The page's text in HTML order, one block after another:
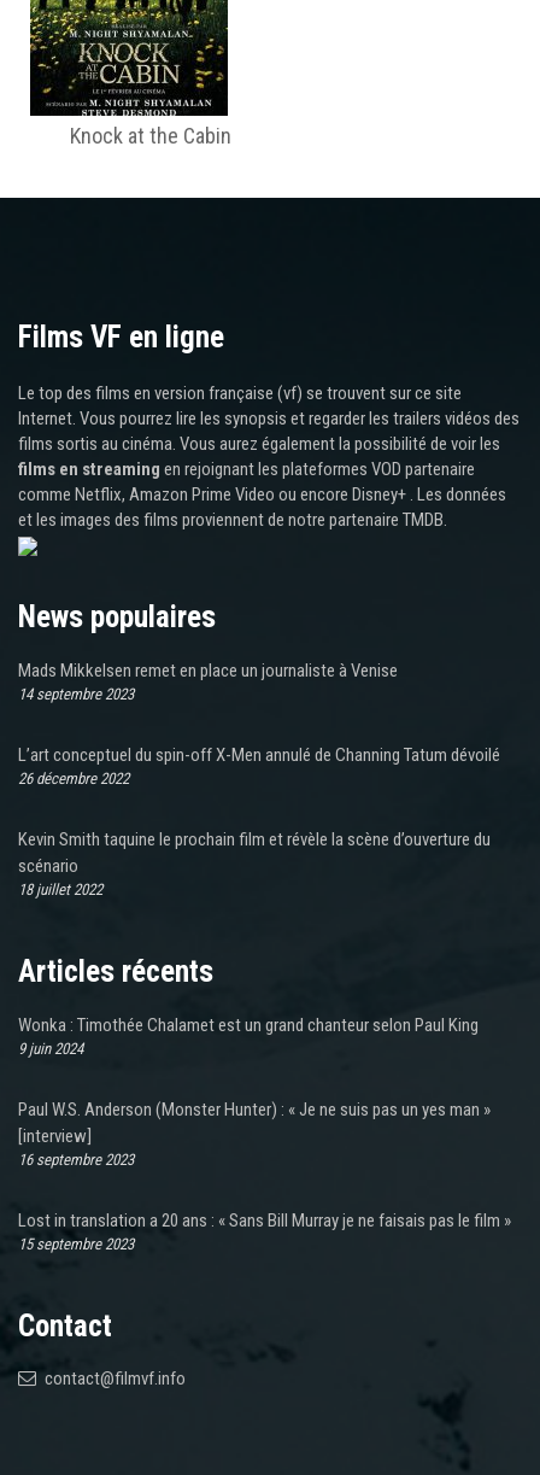
Knock at the Cabin
Films VF en ligne
Le top des films en version française (vf) se trouvent sur ce site
Internet. Vous pourrez lire les synopsis et regarder les trailers vidéos des
films sortis au cinéma. Vous aurez également la possibilité de voir les
films en streaming en rejoignant les plateformes VOD partenaire
comme Netflix, Amazon Prime Video ou encore Disney+ . Les données
et les images des films proviennent de notre partenaire TMDB.
News populaires
Mads Mikkelsen remet en place un journaliste à Venise
14 septembre 2023
L’art conceptuel du spin-off X-Men annulé de Channing Tatum dévoilé
26 décembre 2022
Kevin Smith taquine le prochain film et révèle la scène d’ouverture du
scénario
18 juillet 2022
Articles récents
Wonka : Timothée Chalamet est un grand chanteur selon Paul King
9 juin 2024
Paul W.S. Anderson (Monster Hunter) : « Je ne suis pas un yes man »
[interview]
16 septembre 2023
Lost in translation a 20 ans : « Sans Bill Murray je ne faisais pas le film »
15 septembre 2023
Contact
contact@filmvf.info